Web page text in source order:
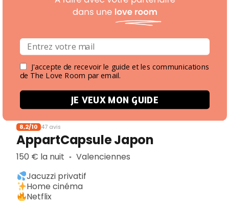
Valenciennes
Jacuzzi
Ambiance apaisante
Décoration nordique
8,2/10 47 avis
AppartCapsule Japon
150 € la nuit ▪︎ Valenciennes
Jacuzzi privatif
Home cinéma
Netflix
JE VEUX MON GUIDE
J'accepte de recevoir le guide et les communications
de The Love Room par email.